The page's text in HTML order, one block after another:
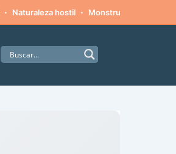
· Naturaleza hostil · Monstruos